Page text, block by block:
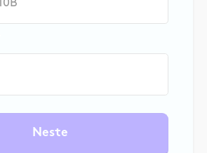
Neste